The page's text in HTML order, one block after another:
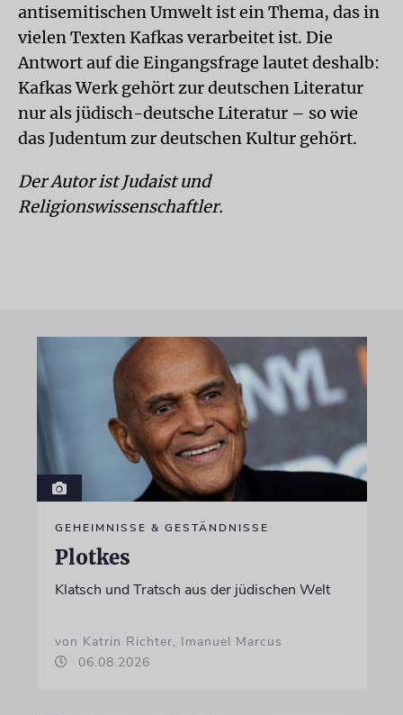
antisemitischen Umwelt ist ein Thema, das in
vielen Texten Kafkas verarbeitet ist. Die
Antwort auf die Eingangsfrage lautet deshalb:
Kafkas Werk gehört zur deutschen Literatur
nur als jüdisch-deutsche Literatur – so wie
das Judentum zur deutschen Kultur gehört.
Der Autor ist Judaist und
Religionswissenschaftler.
GEHEIMNISSE & GESTÄNDNISSE
Plotkes
Klatsch und Tratsch aus der jüdischen Welt
von Katrin Richter, Imanuel Marcus
06.08.2026